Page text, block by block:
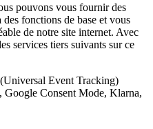
pouvons vous fournir des
fonctions de base et vous
de notre site internet. Avec
services tiers suivants sur ce
Event Tracking)
Consent Mode, Klarna,